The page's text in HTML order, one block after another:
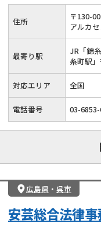
各手続きについて詳し
が受けられます。
住所 〒130-
アルカ
最寄り駅
JR「錦
糸町駅
対応エリア 全国
電話番号 03-
広島県 ・ 呉市
安芸総合法律